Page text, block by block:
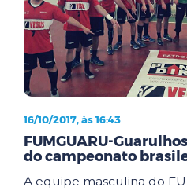
16/10/2017, às 16:43
FUMGUARU-
do campeonato
A equipe masculina do